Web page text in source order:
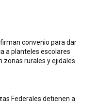
convenio para dar
a planteles escolares
zonas rurales y ejidales
Federales detienen a